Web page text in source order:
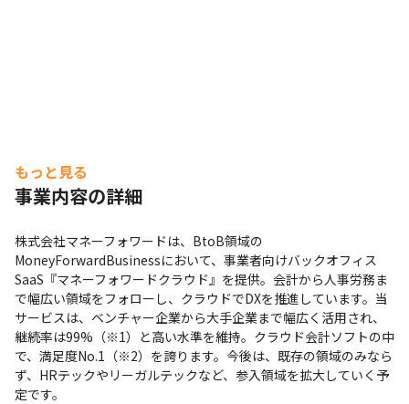
もっと見る
事業内容の詳細
株式会社マネーフォワードは、BtoB領域の
MoneyForwardBusinessにおいて、事業者向けバックオフィス
SaaS『マネーフォワードクラウド』を提供。会計から人事労務ま
で幅広い領域をフォローし、クラウドでDXを推進しています。当
サービスは、ベンチャー企業から大手企業まで幅広く活用され、
継続率は99%（※1）と高い水準を維持。クラウド会計ソフトの中
で、満足度No.1（※2）を誇ります。今後は、既存の領域のみなら
ず、HRテックやリーガルテックなど、参入領域を拡大していく予
定です。